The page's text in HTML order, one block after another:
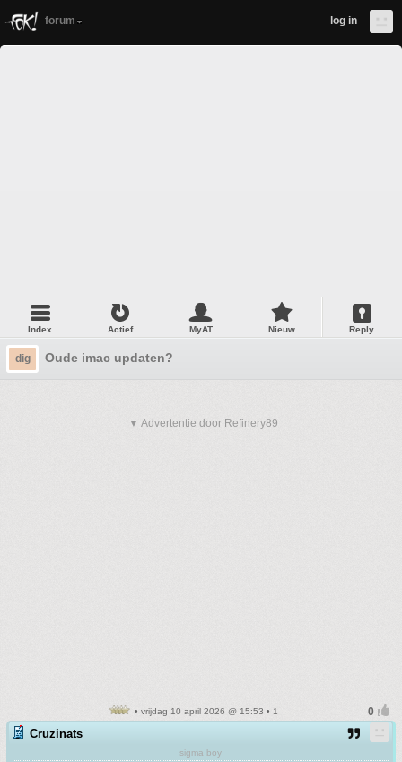
forum log in
Index Actief MyAT Nieuw Reply
dig Oude imac updaten?
▼ Advertentie door Refinery89
• vrijdag 10 april 2026 @ 15:53 • 1
Cruzinats
sigma boy